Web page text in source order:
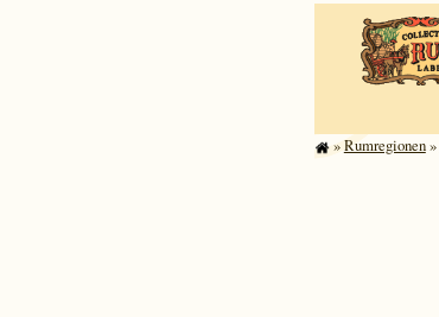
»Rum­re­gi­o­nen»